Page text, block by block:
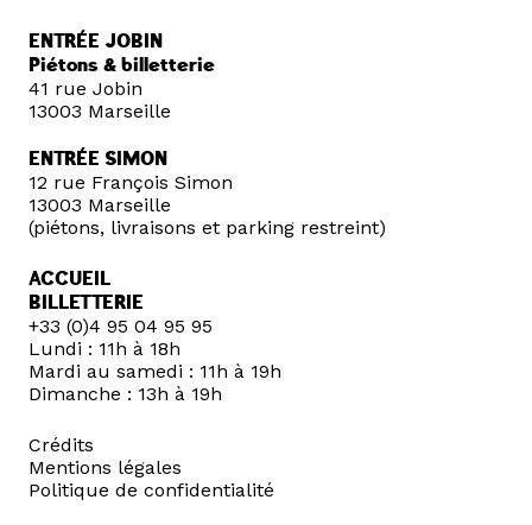
ENTRÉE JOBIN
Piétons & billetterie
41 rue Jobin
13003 Marseille
ENTRÉE SIMON
12 rue François Simon
13003 Marseille
(piétons, livraisons et parking restreint)
ACCUEIL
BILLETTERIE
+33 (0)4 95 04 95 95
Lundi : 11h à 18h
Mardi au samedi : 11h à 19h
Dimanche : 13h à 19h
Crédits
Mentions légales
Politique de confidentialité